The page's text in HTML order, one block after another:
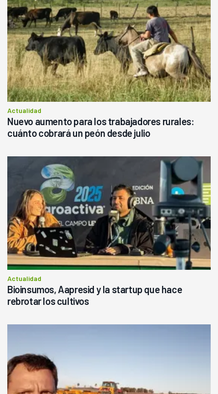
Actualidad
Nuevo aumento para los trabajadores rurales:
cuánto cobrará un peón desde julio
Actualidad
Bioinsumos, Aapresid y la startup que hace
rebrotar los cultivos